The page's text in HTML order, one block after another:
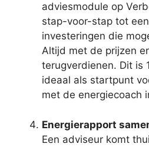
adviesmodule op
stap-voor-stap tot
investeringen die
Altijd met de prijzen
terugverdienen. Dit is
ideaal als startpunt
met de energiecoach
Energierapport
Een adviseur komt